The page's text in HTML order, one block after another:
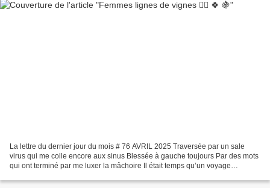
La lettre du dernier jour du mois # 76 AVRIL 2025 Traversée par un sale
virus qui me colle encore aux sinus Blessée à gauche toujours Par des mots
qui ont terminé par me luxer la mâchoire Il était temps qu’un voyage